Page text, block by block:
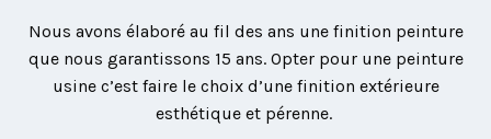
Nous avons élaboré au fil des ans une finition peinture
que nous garantissons 15 ans. Opter pour une peinture
usine c’est faire le choix d’une finition extérieure
esthétique et pérenne.